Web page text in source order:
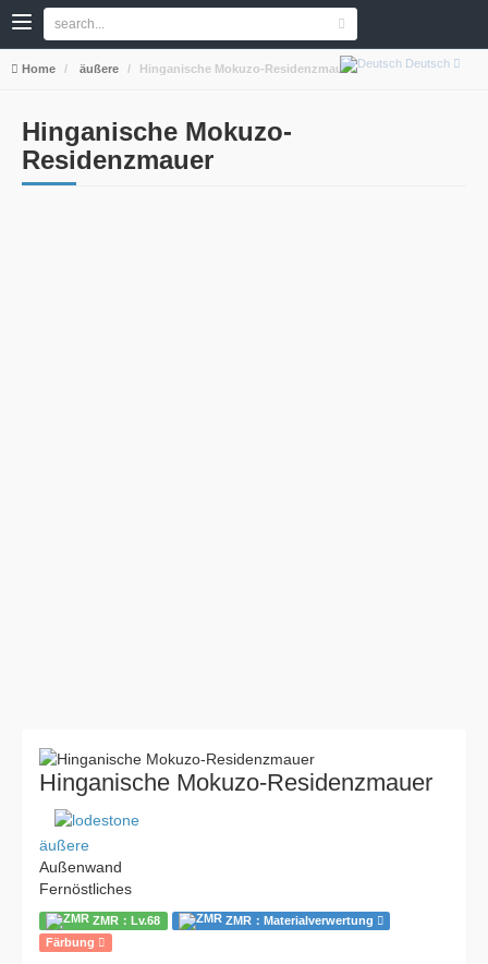
Deutsch
Home äußere Hinganische Mokuzo-Residenzmauer
Hinganische Mokuzo-
Residenzmauer
Hinganische Mokuzo-Residenzmauer
äußere
Außenwand
Fernöstliches
ZMR：Lv.68
ZMR：Materialverwertung
Färbung